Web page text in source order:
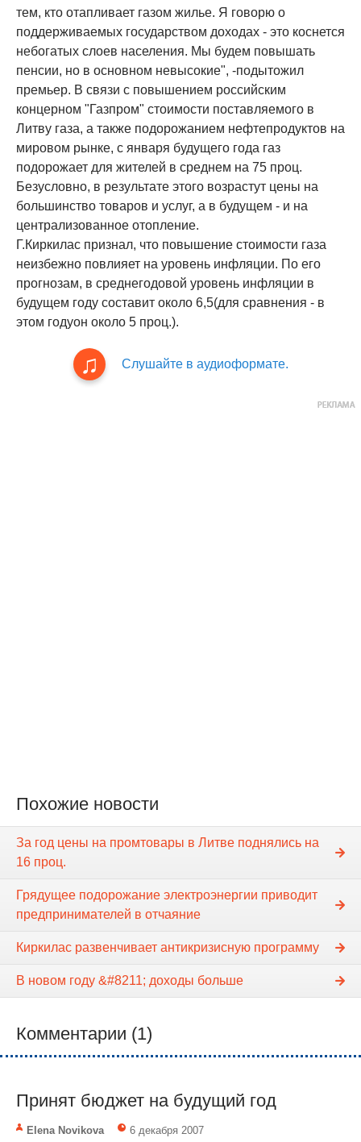
тем, кто отапливает газом жилье. Я говорю о
поддерживаемых государством доходах - это коснется
небогатых слоев населения. Мы будем повышать
пенсии, но в основном невысокие", -подытожил
премьер. В связи с повышением российским
концерном "Газпром" стоимости поставляемого в
Литву газа, а также подорожанием нефтепродуктов на
мировом рынке, с января будущего года газ
подорожает для жителей в среднем на 75 проц.
Безусловно, в результате этого возрастут цены на
большинство товаров и услуг, а в будущем - и на
централизованное отопление.
Г.Киркилас признал, что повышение стоимости газа
неизбежно повлияет на уровень инфляции. По его
прогнозам, в среднегодовой уровень инфляции в
будущем году составит около 6,5(для сравнения - в
этом годуон около 5 проц.).
Слушайте в аудиоформате.
Похожие новости
За год цены на промтовары в Литве поднялись на
16 проц.
Грядущее подорожание электроэнергии приводит
предпринимателей в отчаяние
Киркилас развенчивает антикризисную программу
В новом году &#8211; доходы больше
Комментарии (1)
Принят бюджет на будущий год
Elena Novikova 6 декабря 2007